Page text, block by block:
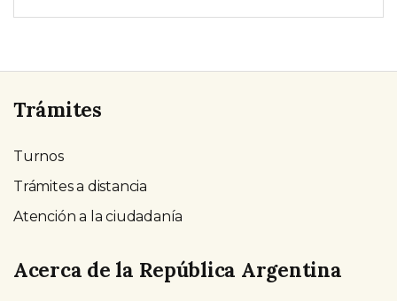
Trámites
Turnos
Trámites a distancia
Atención a la ciudadanía
Acerca de la República Argentina